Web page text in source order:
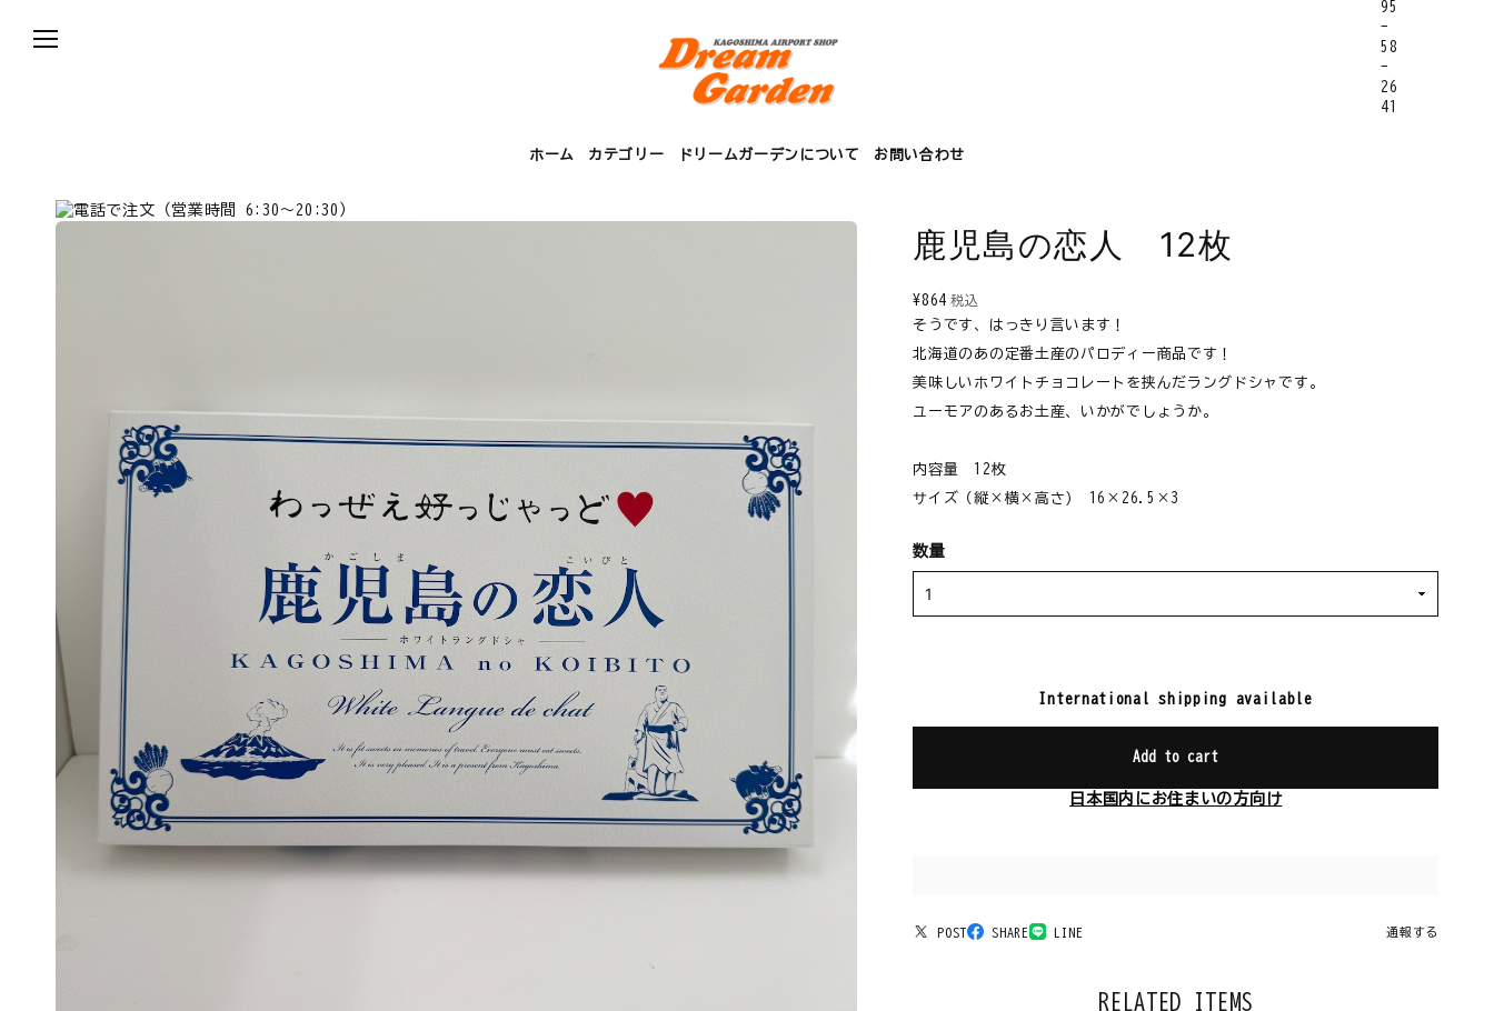
ホーム カテゴリー ドリームガーデンについて お問い合わせ
鹿児島の恋人 12枚
¥864 税込
そうです、はっきり言います！
北海道のあの定番土産のパロディー商品です！
美味しいホワイトチョコレートを挟んだラングドシャです。
ユーモアのあるお土産、いかがでしょうか。
内容量 12枚
サイズ（縦×横×高さ) 16×26.5×3
数量
International shipping available
Add to cart
日本国内にお住まいの方向け
POST SHARE LINE 通報する
RELATED ITEMS